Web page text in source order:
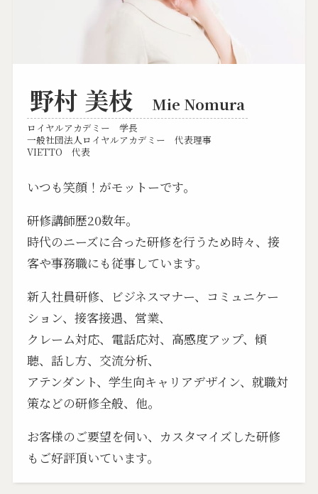
野村 美枝 Mie Nomura
ロイヤルアカデミー 学長
一般社団法人ロイヤルアカデミー 代表理事
VIETTO 代表
いつも笑顔！がモットーです。
研修講師歴20数年。
時代のニーズに合った研修を行うため時々、接
客や事務職にも従事しています。
新入社員研修、ビジネスマナー、コミュニケー
ション、接客接遇、営業、
クレーム対応、電話応対、高感度アップ、傾
聴、話し方、交流分析、
アテンダント、学生向キャリアデザイン、就職対
策などの研修全般、他。
お客様のご要望を伺い、カスタマイズした研修
もご好評頂いています。